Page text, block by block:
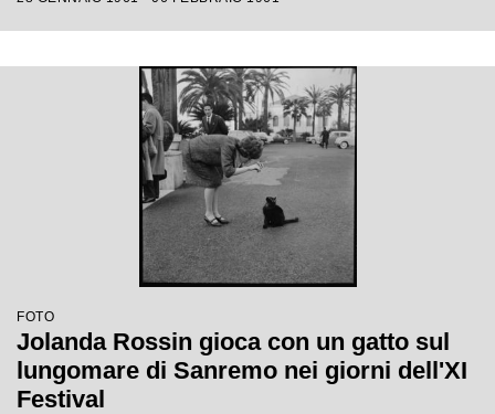
FOTO
Jolanda Rossin gioca con un gatto sul
lungomare di Sanremo nei giorni dell'XI
Festival